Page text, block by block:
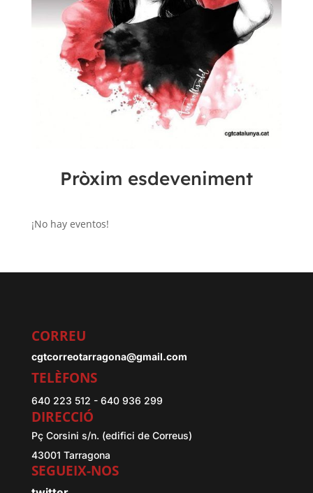
Pròxim esdeveniment
¡No hay eventos!
CORREU
cgtcorreotarragona@gmail.com
TELÈFONS
640 223 512 - 640 936 299
DIRECCIÓ
Pç Corsini s/n. (edifici de Correus)
43001 Tarragona
SEGUEIX-NOS